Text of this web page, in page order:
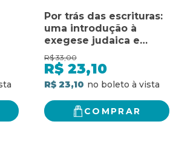
Por trás das escrituras:
uma introdução à
exegese judaica e
cristã
R$ 33,00
R$ 23,10
R$ 23,10
COMPRAR